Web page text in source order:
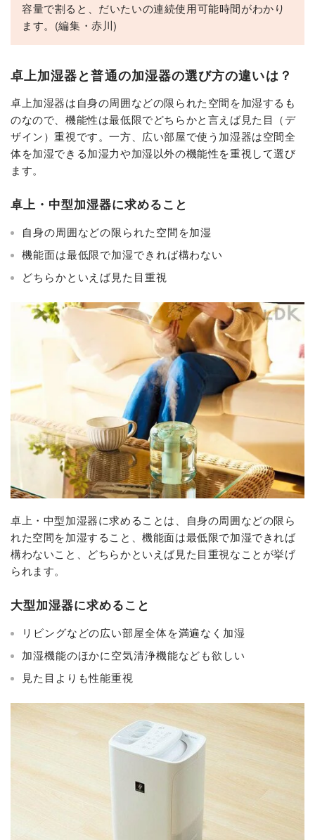
容量で割ると、だいたいの連続使用可能時間がわかり
ます。(編集・赤川)
卓上加湿器と普通の加湿器の選び方の違いは？
卓上加湿器は自身の周囲などの限られた空間を加湿するも
のなので、機能性は最低限でどちらかと言えば見た目（デ
ザイン）重視です。一方、広い部屋で使う加湿器は空間全
体を加湿できる加湿力や加湿以外の機能性を重視して選び
ます。
卓上・中型加湿器に求めること
自身の周囲などの限られた空間を加湿
機能面は最低限で加湿できれば構わない
どちらかといえば見た目重視
卓上・中型加湿器に求めることは、自身の周囲などの限ら
れた空間を加湿すること、機能面は最低限で加湿できれば
構わないこと、どちらかといえば見た目重視なことが挙げ
られます。
大型加湿器に求めること
リビングなどの広い部屋全体を満遍なく加湿
加湿機能のほかに空気清浄機能なども欲しい
見た目よりも性能重視